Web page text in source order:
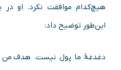
هیچ‌کدام موافقت نکرد. او در
این‌طور توضیح داد:
دغدغهٔ ما پول نیست. هدف من